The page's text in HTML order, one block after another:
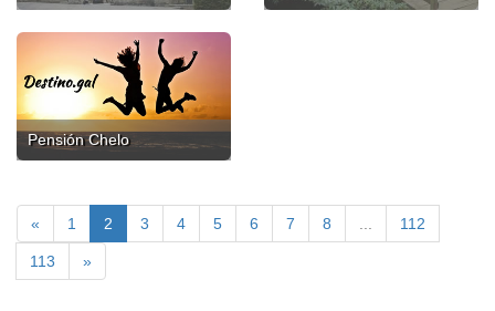
Pensión Chelo
« 1 2 3 4 5 6 7 8 112
113 »